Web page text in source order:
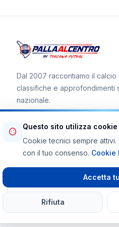
Dal 2007 raccontiamo il calcio
classifiche e approfondimenti
nazionale.
Canale WhatsApp
Telegram Toscana Futsal
© 2026 Palla al
Questo sito utilizza cookie
Cookie tecnici sempre attivi.
con il tuo consenso. Cookie
Accetta
Rifiuta